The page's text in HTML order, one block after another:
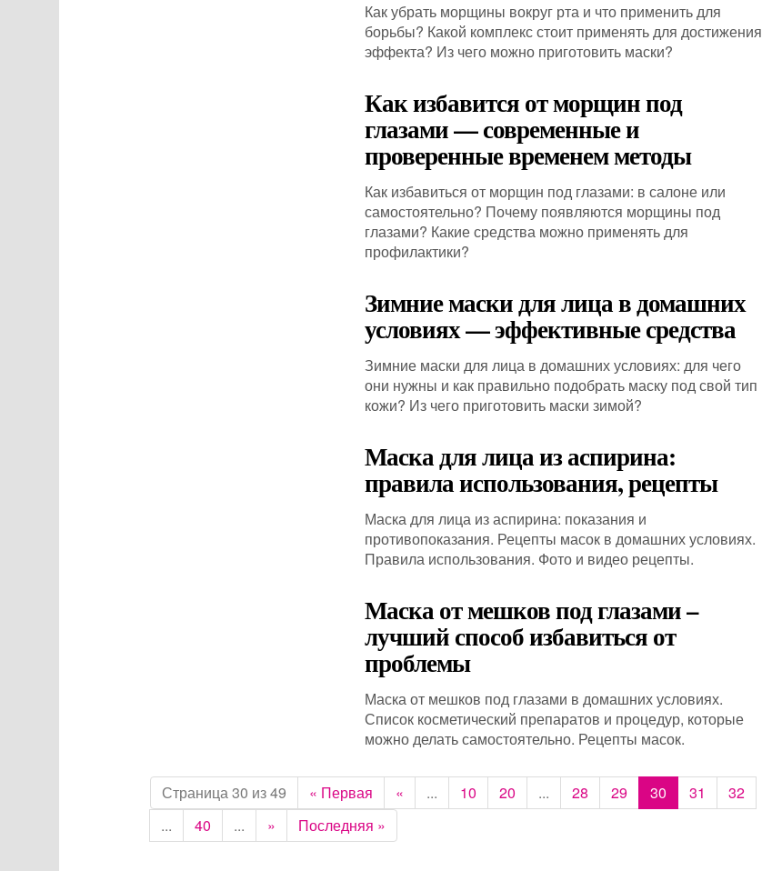
Как убрать морщины вокруг рта и что применить для
борьбы? Какой комплекс стоит применять для достижения
эффекта? Из чего можно приготовить маски?
Как избавится от морщин под
глазами — современные и
проверенные временем методы
Как избавиться от морщин под глазами: в салоне или
самостоятельно? Почему появляются морщины под
глазами? Какие средства можно применять для
профилактики?
Зимние маски для лица в домашних
условиях — эффективные средства
Зимние маски для лица в домашних условиях: для чего
они нужны и как правильно подобрать маску под свой тип
кожи? Из чего приготовить маски зимой?
Маска для лица из аспирина:
правила использования, рецепты
Маска для лица из аспирина: показания и
противопоказания. Рецепты масок в домашних условиях.
Правила использования. Фото и видео рецепты.
Маска от мешков под глазами –
лучший способ избавиться от
проблемы
Маска от мешков под глазами в домашних условиях.
Список косметический препаратов и процедур, которые
можно делать самостоятельно. Рецепты масок.
Страница 30 из 49 « Первая « ... 10 20 ... 28 29 30 31
32
...
40 ... » Последняя »